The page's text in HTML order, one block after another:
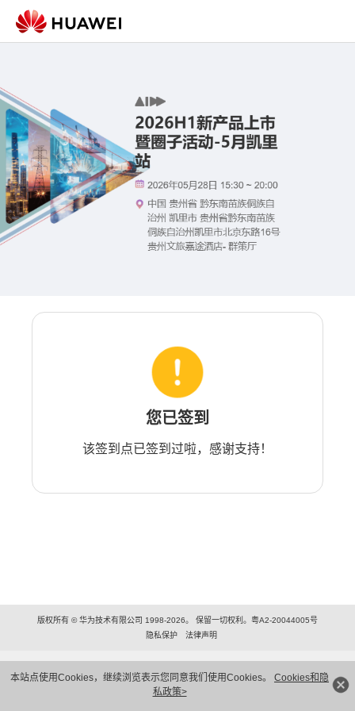
本站点使用Cookies，继续浏览表示您同意我们使用Cookies。 Cookies和隐
私政策>
您已签到
该签到点已签到过啦，感谢支持！
版权所有 © 华为技术有限公司 1998-2026。 保留一切权利。粤A2-20044005号
隐私保护
法律声明